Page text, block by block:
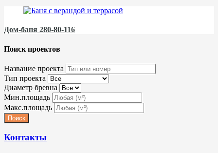
Дом-баня 280-80-116
Поиск проектов
Название проекта
Тип проекта
Диаметр бревна
Мин.площадь
Макс.площадь
Контакты